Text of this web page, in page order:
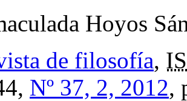
Hoyos
de filosofía,
Nº 37, 2, 2012,